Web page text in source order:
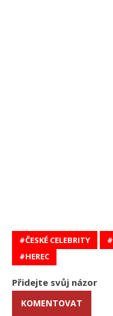
ČESKÉ CELEBRITY
HEREC
Přidejte svůj názor
KOMENTOVAT